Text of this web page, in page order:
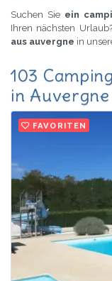
Suchen Sie ein
Ihren nächsten
aus auvergne in
103
in
FAVORITEN